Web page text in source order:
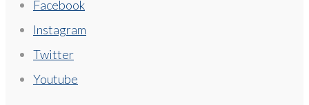
Facebook
Instagram
Twitter
Youtube